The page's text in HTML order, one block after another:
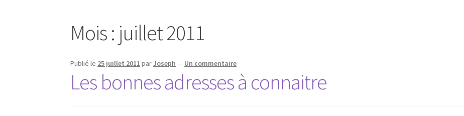
Mois : juillet 2011
Publié le 25 juillet 2011 parJoseph — Un commentaire
Les bonnes adresses à connaitre